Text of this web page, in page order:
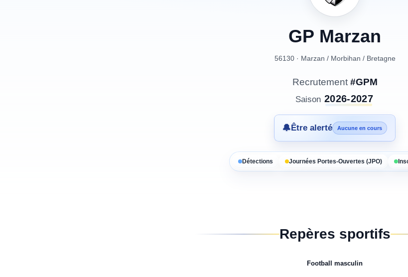
GP Marzan
56130 · Marzan / Morbihan / Bretagne
Recrutement #GPM
Saison 2026-2027
🔔Être alerté Aucune en cours
Détections Journées Portes-Ouvertes (JPO)
Repères sportifs
Football masculin